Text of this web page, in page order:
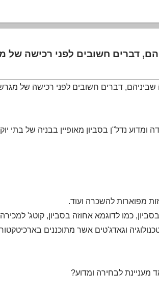
דברים חשובים לפני רכישה של
שביניהם, דברים חשובים לפני רכישה של מגרש
ומדוע נדל"ן בסביון מאופיין בבניה של בתי
מפוארות להשכרה ועוד.
כמו לדוגמא אחוזה בסביון, קוטג' למכירה
וגאדג'טים אשר מתוכננים
מעניינת לבחירה ומדוע?